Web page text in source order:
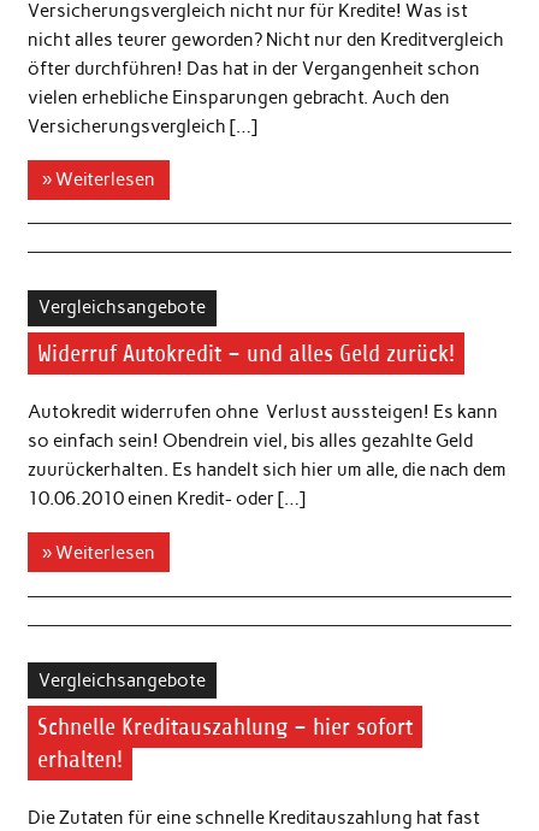
Versicherungsvergleich nicht nur für Kredite! Was ist
nicht alles teurer geworden? Nicht nur den Kreditvergleich
öfter durchführen! Das hat in der Vergangenheit schon
vielen erhebliche Einsparungen gebracht. Auch den
Versicherungsvergleich […]
» Weiterlesen
Vergleichsangebote
Widerruf Autokredit – und alles Geld zurück!
Autokredit widerrufen ohne Verlust aussteigen! Es kann
so einfach sein! Obendrein viel, bis alles gezahlte Geld
zuurückerhalten. Es handelt sich hier um alle, die nach dem
10.06.2010 einen Kredit- oder […]
» Weiterlesen
Vergleichsangebote
Schnelle Kreditauszahlung – hier sofort
erhalten!
Die Zutaten für eine schnelle Kreditauszahlung hat fast